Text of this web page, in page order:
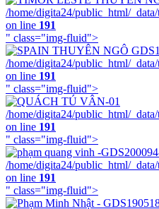
/home/digita24/public_html/
on line 191
" class="img-fluid">
/home/digita24/public_html/
on line 191
" class="img-fluid">
/home/digita24/public_html/
on line 191
" class="img-fluid">
/home/digita24/public_html/
on line 191
" class="img-fluid">